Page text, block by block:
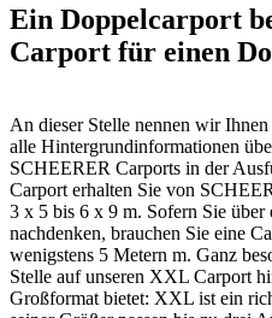
Ein Doppelcarport
Carport für einen
An dieser Stelle nennen wir Ihnen
alle Hintergrundinformationen
SCHEERER Carports in der
Carport erhalten Sie von
3 x 5 bis 6 x 9 m. Sofern Sie
nachdenken, brauchen Sie eine
wenigstens 5 Metern m. Ganz
Stelle auf unseren XXL Carport
Großformat bietet: XXL ist ein